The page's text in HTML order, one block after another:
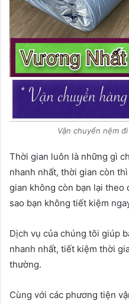
Vận chuyển nệm
Thời gian luôn là những gì
nhanh nhất, thời gian còn
gian không còn bạn lại theo
sao bạn không tiết kiệm
Dịch vụ của chúng tôi giúp
nhanh nhất, tiết kiệm thời
thường.
Cùng với các phương tiện